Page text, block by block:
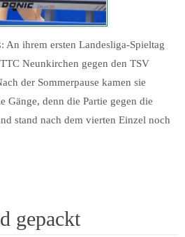
An ihrem ersten Landesliga-Spieltag
Neunkirchen gegen den TSV
der Sommerpause kamen sie
Gänge, denn die Partie gegen die
stand nach dem vierten Einzel noch
gepackt